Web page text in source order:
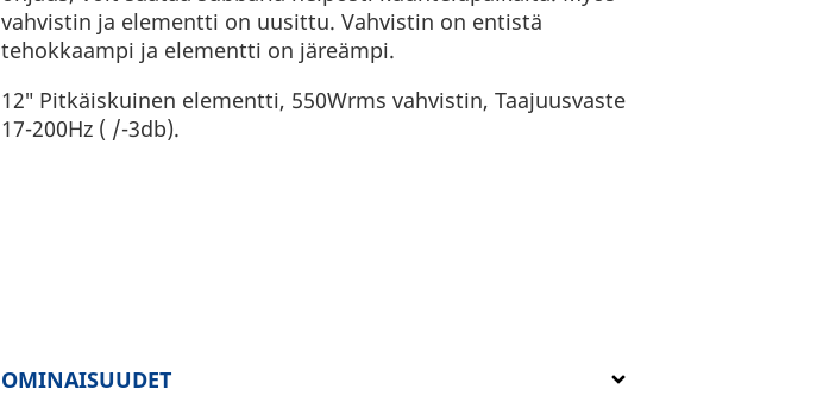
vahvistin ja elementti on uusittu. Vahvistin on entistä
tehokkaampi ja elementti on järeämpi.
12″ Pitkäiskuinen elementti, 550Wrms vahvistin, Taajuusvaste
17-200Hz ( /-3db).
OMINAISUUDET